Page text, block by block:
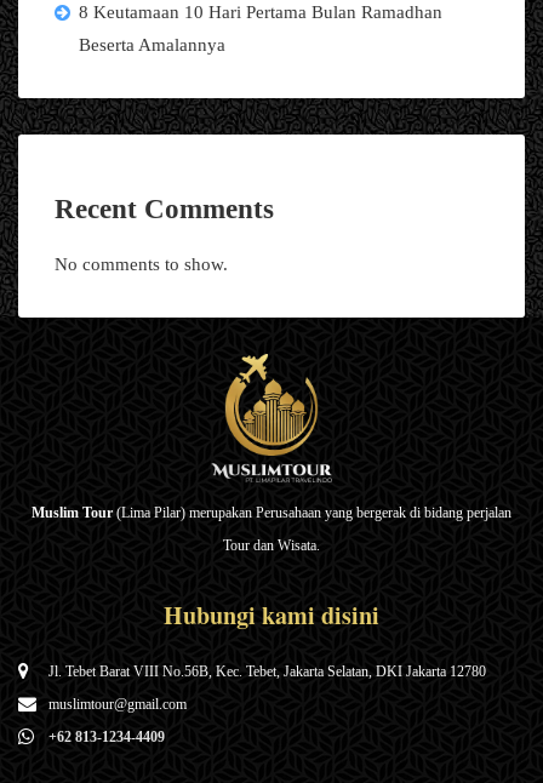
8 Keutamaan 10 Hari Pertama Bulan Ramadhan
Beserta Amalannya
Recent Comments
No comments to show.
Muslim Tour(Lima Pilar) merupakan Perusahaan yang bergerak di bidang perjalan
Tour dan Wisata.
Hubungi kami disini
Jl. Tebet Barat VIII No.56B, Kec. Tebet, Jakarta Selatan, DKI Jakarta 12780
muslimtour@gmail.com
+62 813-1234-4409